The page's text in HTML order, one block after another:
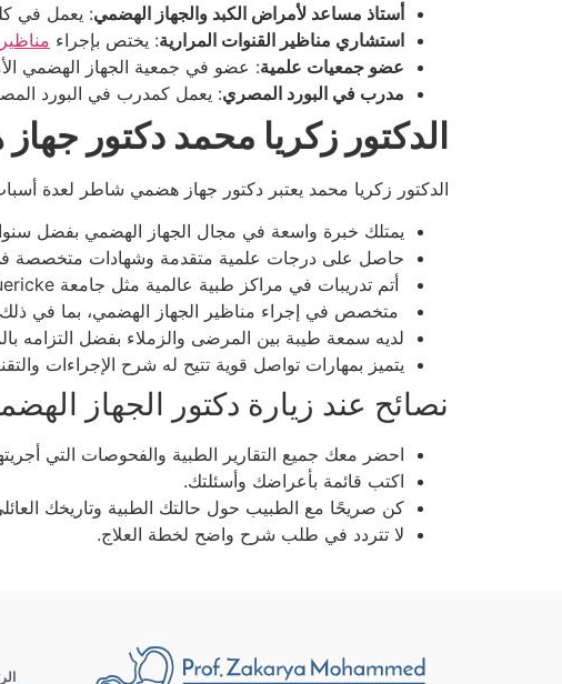
أستاذ مساعد لأمراض الكبد والجهاز الهضمي: يعمل في
استشاري مناظير القنوات المرارية: يختص بإجراء
عضو جمعيات علمية: عضو في جمعية الجهاز الهضمي
مدرب في البورد المصري: يعمل كمدرب في البورد
الدكتور زكريا محمد دكتور
الدكتور زكريا محمد يعتبر دكتور جهاز هضمي شاطر لعدة
يمتلك خبرة واسعة في مجال الجهاز الهضمي بفضل
حاصل على درجات علمية متقدمة وشهادات متخصصة
أتم تدريبات في مراكز طبية عالمية مثل جامعة Otto Von Guericke في ألمانيا، مما يضيف إلى خبرته وتقنياته.
متخصص في إجراء مناظير الجهاز الهضمي، بما في ذلك
لديه سمعة طيبة بين المرضى والزملاء بفضل التزامه
يتميز بمهارات تواصل قوية تتيح له شرح الإجراءات
نصائح عند زيارة دكتور الجهاز
احضر معك جميع التقارير الطبية والفحوصات التي
اكتب قائمة بأعراضك وأسئلتك.
كن صريحًا مع الطبيب حول حالتك الطبية وتاريخك
لا تتردد في طلب شرح واضح لخطة العلاج.